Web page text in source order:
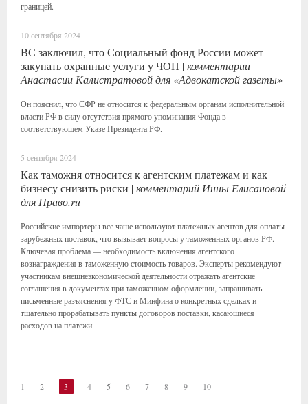
границей.
10 сентября 2024
ВС заключил, что Социальный фонд России может
закупать охранные услуги у ЧОП |комментарии
Анастасии Калистратовой для «Адвокатской газеты»
Он пояснил, что СФР не относится к федеральным органам исполнительной
власти РФ в силу отсутствия прямого упоминания Фонда в
соответствующем Указе Президента РФ.
5 сентября 2024
Как таможня относится к агентским платежам и как
бизнесу снизить риски |комментарий Инны Елисановой
для Право.ru
Российские импортеры все чаще используют платежных агентов для оплаты
зарубежных поставок, что вызывает вопросы у таможенных органов РФ.
Ключевая проблема — необходимость включения агентского
вознаграждения в таможенную стоимость товаров. Эксперты рекомендуют
участникам внешнеэкономической деятельности отражать агентские
соглашения в документах при таможенном оформлении, запрашивать
письменные разъяснения у ФТС и Минфина о конкретных сделках и
тщательно прорабатывать пункты договоров поставки, касающиеся
расходов на платежи.
1 2 3 4 5 6 7 8 9 10